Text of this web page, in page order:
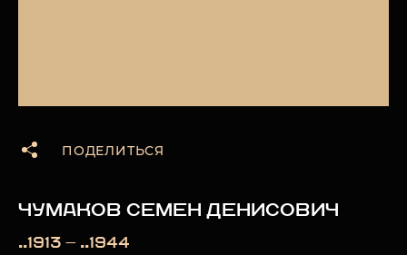
ПОДЕЛИТЬСЯ
ЧУМАКОВ СЕМЕН ДЕНИСОВИЧ
..1913 — ..1944